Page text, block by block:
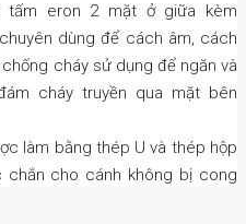
tấm eron 2 mặt ở giữa kèm
dùng để cách âm, cách
cháy sử dụng để ngăn và
cháy truyền qua mặt bên
làm bằng thép U và thép hộp
cho cánh không bị cong